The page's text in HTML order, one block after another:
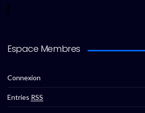
Espace Membres
Connexion
Entries RSS